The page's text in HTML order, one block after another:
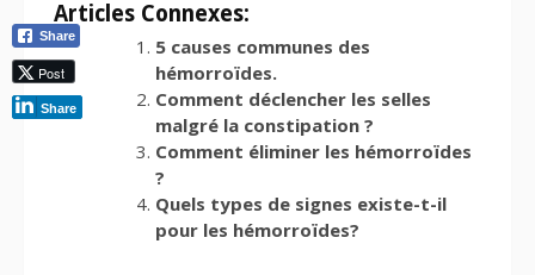
Articles Connexes:
5 causes communes des
hémorroïdes.
Comment déclencher les selles
malgré la constipation ?
Comment éliminer les hémorroïdes
?
Quels types de signes existe-t-il
pour les hémorroïdes?
Share
Post
Share